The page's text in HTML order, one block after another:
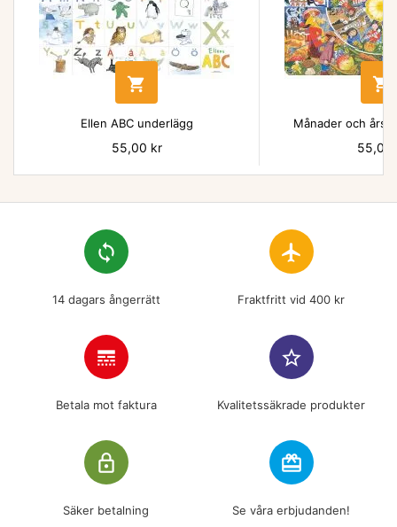

Ellen ABC underlägg
Pris
55,00 kr

Månader och
Pris
55,00
loop
14 dagars ångerrätt
flight
Fraktfritt vid 400 kr
line_style
Betala mot faktura
star_border
Kvalitetssäkrade produkter
lock_outline
Säker betalning
redeem
Se våra erbjudanden!